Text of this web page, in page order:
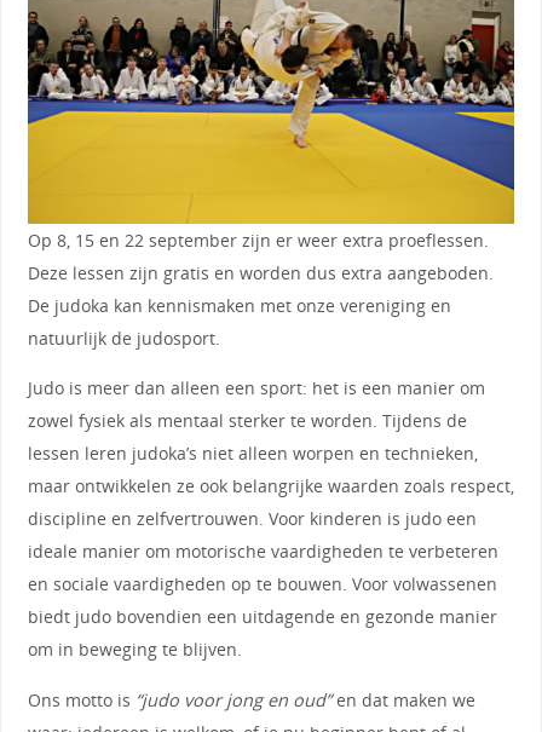
Op 8, 15 en 22 september zijn er weer extra proeflessen.
Deze lessen zijn gratis en worden dus extra aangeboden.
De judoka kan kennismaken met onze vereniging en
natuurlijk de judosport.
Judo is meer dan alleen een sport: het is een manier om
zowel fysiek als mentaal sterker te worden. Tijdens de
lessen leren judoka’s niet alleen worpen en technieken,
maar ontwikkelen ze ook belangrijke waarden zoals respect,
discipline en zelfvertrouwen. Voor kinderen is judo een
ideale manier om motorische vaardigheden te verbeteren
en sociale vaardigheden op te bouwen. Voor volwassenen
biedt judo bovendien een uitdagende en gezonde manier
om in beweging te blijven.
Ons motto is “judo voor jong en oud”en dat maken we